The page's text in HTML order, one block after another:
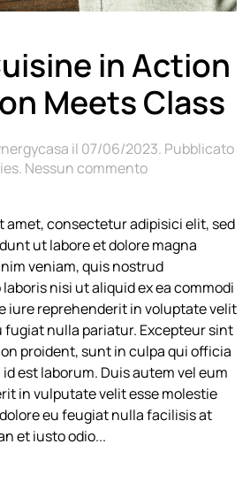
in Action
Meets Class
il 07/06/2023. Pubblicato
. Nessun commentosu
in
Action
–
Tradition
Meets
Class
amet, consectetur adipisici elit, sed
ut labore et dolore magna
veniam, quis nostrud
nisi ut aliquid ex ea commodi
iure reprehenderit in voluptate velit
fugiat nulla pariatur. Excepteur sint
proident, sunt in culpa qui officia
est laborum. Duis autem vel eum
in vulputate velit esse molestie
eu feugiat nulla facilisis at
et iusto odio...